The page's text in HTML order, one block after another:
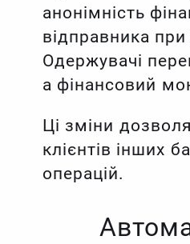
анонімність
відправника
Одержувачі
а фінансовий
Ці зміни
клієнтів інших
операцій.